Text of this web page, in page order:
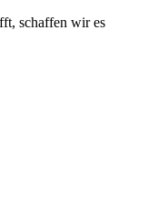
schaffen wir es